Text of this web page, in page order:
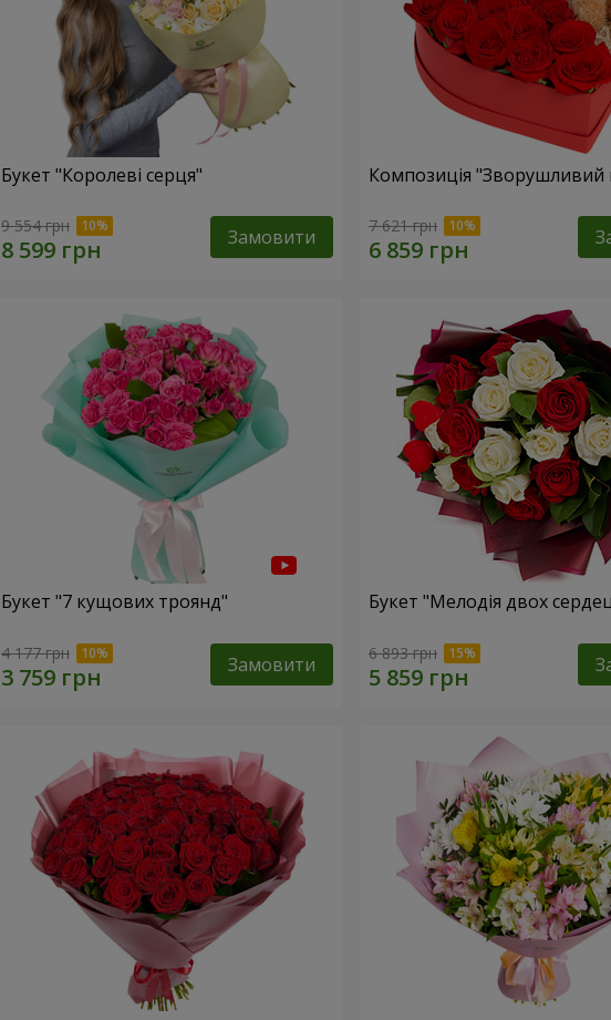
Букет "Королеві серця"
9 554 грн Замовити
Композиція "Зворушливий
7 621 грн
Букет "7 кущових троянд"
4 177 грн Замовити
Букет "Мелодія двох
6 893 грн